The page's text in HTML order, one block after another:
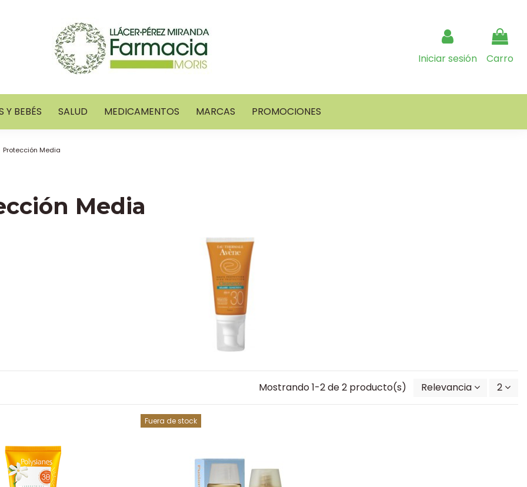
Iniciar sesión Carro
Y BEBÉS SALUD MEDICAMENTOS MARCAS PROMOCIONES
Protección Media
Media
Mostrando 1-2 de 2 producto(s) Relevancia 2
Fuera de stock